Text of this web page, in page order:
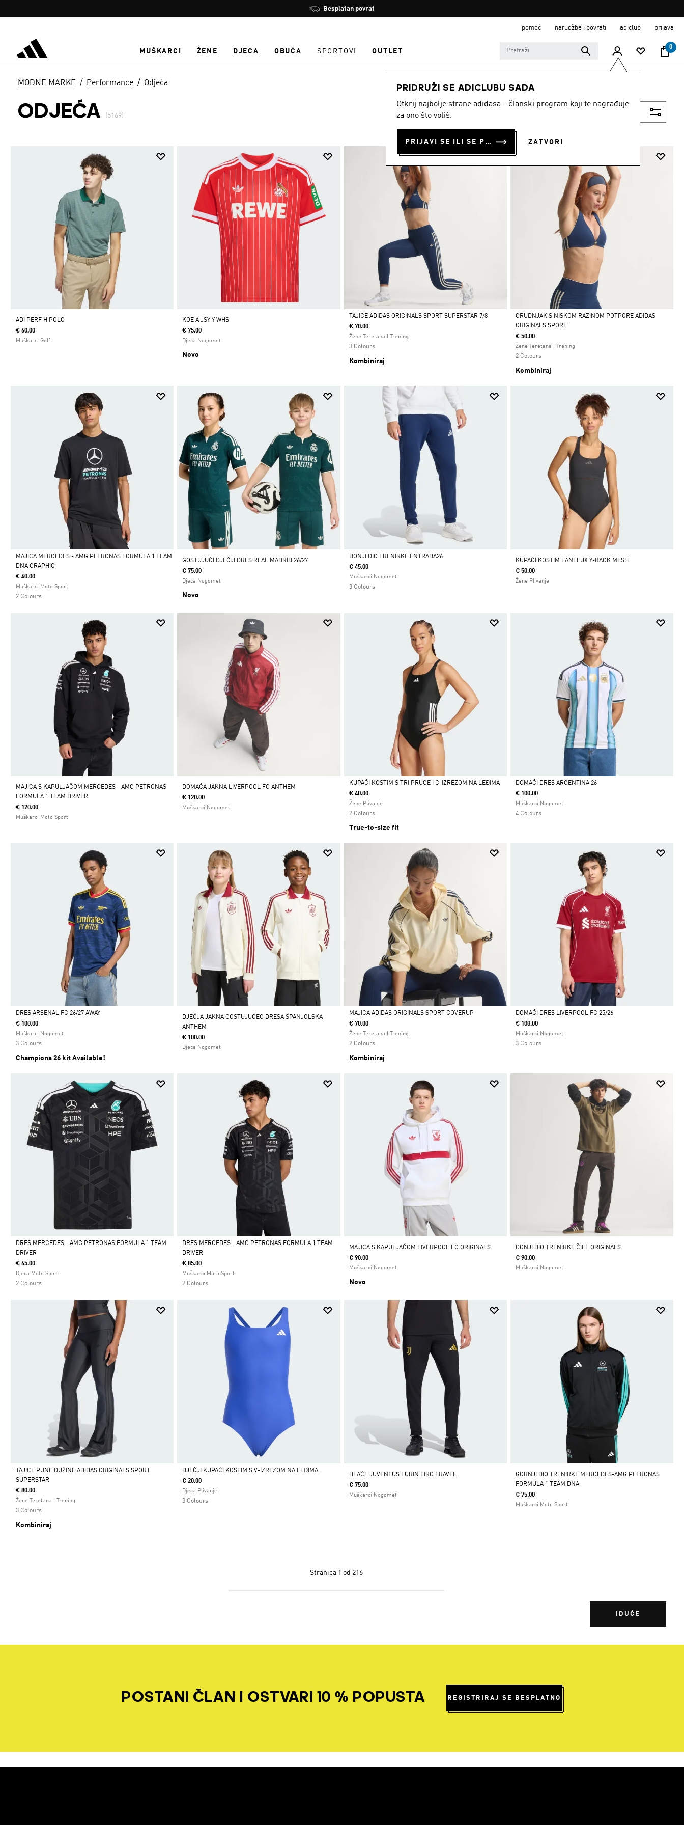
Zaustavi
rotaciju
Učlani se i ostvari 10 % popusta
pomoć narudžbe i povrati adiclub prijava
MUŠKARCI ŽENE DJECA OBUĆA SPORTOVI OUTLET
0
PRIDRUŽI SE ADICLUBU SADA
Otkrij najbolje strane adidasa - članski program koji te nagrađuje
za ono što voliš.
PRIJAVI SE ILI SE PRIDRUŽI SADA ZATVORI
MODNE MARKE Performance Odjeća
ODJEĆA (5169)
ADI PERF H POLO
€ 60.00
Muškarci Golf
KOE A JSY Y WHS
€ 75.00
Djeca Nogomet
Novo
Da
TAJICE ADIDAS ORIGINALS SPORT SUPERSTAR 7/8
€ 70.00
Žene Teretana I Trening
3 Colours
Kombiniraj
Da
GRUDNJAK S NISKOM RAZINOM POTPORE ADIDAS
ORIGINALS SPORT
€ 50.00
Žene Teretana I Trening
2 Colours
Kombiniraj
Da
MAJICA MERCEDES - AMG PETRONAS FORMULA 1 TEAM
DNA GRAPHIC
€ 40.00
Muškarci Moto Sport
2 Colours
GOSTUJUĆI DJEČJI DRES REAL MADRID 26/27
€ 75.00
Djeca Nogomet
Novo
Da
DONJI DIO TRENIRKE ENTRADA26
€ 45.00
Muškarci Nogomet
3 Colours
KUPAĆI KOSTIM LANELUX Y-BACK MESH
€ 50.00
Žene Plivanje
MAJICA S KAPULJAČOM MERCEDES - AMG PETRONAS
FORMULA 1 TEAM DRIVER
€ 120.00
Muškarci Moto Sport
DOMAĆA JAKNA LIVERPOOL FC ANTHEM
€ 120.00
Muškarci Nogomet
Da
KUPAĆI KOSTIM S TRI PRUGE I C-IZREZOM NA LEĐIMA
€ 40.00
Žene Plivanje
2 Colours
True-to-size fit
Da
DOMAĆI DRES ARGENTINA 26
€ 100.00
Muškarci Nogomet
4 Colours
Da
DRES ARSENAL FC 26/27 AWAY
€ 100.00
Muškarci Nogomet
3 Colours
Champions 26 kit Available!
DJEČJA JAKNA GOSTUJUĆEG DRESA ŠPANJOLSKA
ANTHEM
€ 100.00
Djeca Nogomet
Da
MAJICA ADIDAS ORIGINALS SPORT COVERUP
€ 70.00
Žene Teretana I Trening
2 Colours
Kombiniraj
Da
DOMAĆI DRES LIVERPOOL FC 25/26
€ 100.00
Muškarci Nogomet
3 Colours
Da
DRES MERCEDES - AMG PETRONAS FORMULA 1 TEAM
DRIVER
€ 65.00
Djeca Moto Sport
2 Colours
Da
DRES MERCEDES - AMG PETRONAS FORMULA 1 TEAM
DRIVER
€ 85.00
Muškarci Moto Sport
2 Colours
MAJICA S KAPULJAČOM LIVERPOOL FC ORIGINALS
€ 90.00
Muškarci Nogomet
Novo
DONJI DIO TRENIRKE ČILE ORIGINALS
€ 90.00
Muškarci Nogomet
Da
TAJICE PUNE DUŽINE ADIDAS ORIGINALS SPORT
SUPERSTAR
€ 80.00
Žene Teretana I Trening
3 Colours
Kombiniraj
Da
DJEČJI KUPAĆI KOSTIM S V-IZREZOM NA LEĐIMA
€ 20.00
Djeca Plivanje
3 Colours
HLAČE JUVENTUS TURIN TIRO TRAVEL
€ 75.00
Muškarci Nogomet
GORNJI DIO TRENIRKE MERCEDES-AMG PETRONAS
FORMULA 1 TEAM DNA
€ 75.00
Muškarci Moto Sport
Stranica 1 od 216
IDUĆE
POSTANI ČLAN I OSTVARI 10 % POPUSTA REGISTRIRAJ SE BESPLATNO